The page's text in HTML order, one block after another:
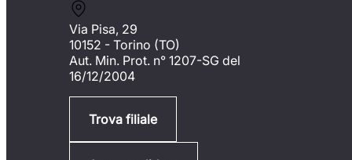
Via Pisa, 29
10152 - Torino (TO)
Aut. Min. Prot. n° 1207-SG del
16/12/2004
Trova filiale